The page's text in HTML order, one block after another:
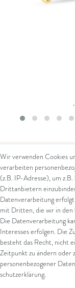
*
Kontakt
Kontaktformular
Arena in Arte GmbH
Marktgasse 2,
8600 Dübendorf
Tel: +41 44 821 60 40
E-Mail:
Wir verwenden Cookies
verarbeiten
(z.B. IP-Adresse), um
Drittanbietern
Datenverarbeitung
mit Dritten, die wir in den
Die Datenverarbeitung
Interesses erfolgen. Die
besteht das Recht, nicht
Zeitpunkt zu ändern oder
personenbezogener
schutz­erklärung.